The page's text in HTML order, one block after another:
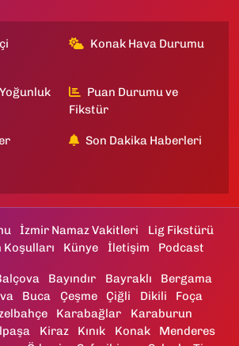
Konak Hava Durumu
Puan Durumu ve
Fikstür
Son Dakika Haberleri
İzmir Namaz Vakitleri
Lig Fikstürü
Koşulları
Künye İletişim Podcast
Bayındır Bayraklı
Bergama
Buca Çeşme Çiğli Dikili
Foça
Karabağlar
Karaburun
Kiraz Kınık Konak
Menderes